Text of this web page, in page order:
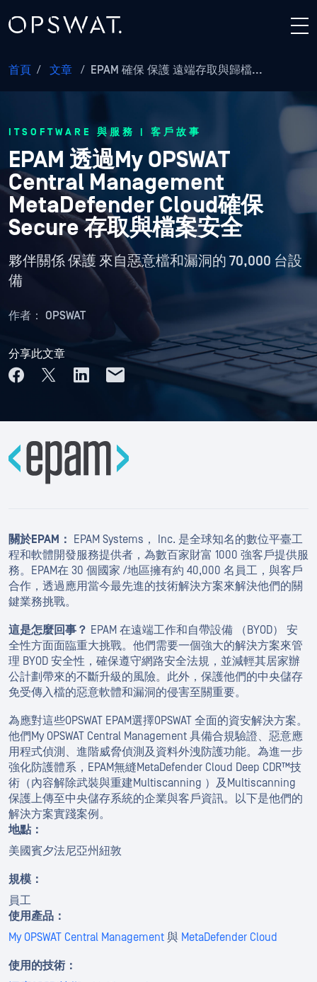
首頁 / 文章 / EPAM 確保 保護 遠端存取與歸檔...
ITSOFTWARE 與服務 | 客戶故事
EPAM 透過My OPSWAT
Central Management
MetaDefender Cloud確保
Secure 存取與檔案安全
夥伴關係 保護 來自惡意檔和漏洞的 70,000 台設
備
作者： OPSWAT
分享此文章
關於EPAM：
EPAM Systems， Inc. 是全球知名的數位平臺工
程和軟體開發服務提供者，為數百家財富 1000 強客戶提供服
務。EPAM在 30 個國家 /地區擁有約 40,000 名員工，與客戶
合作，透過應用當今最先進的技術解決方案來解決他們的關
鍵業務挑戰。
這是怎麼回事？ EPAM 在遠端工作和自帶設備 （BYOD） 安
全性方面面臨重大挑戰。他們需要一個強大的解決方案來管
理 BYOD 安全性，確保遵守網路安全法規，並減輕其居家辦
公計劃帶來的不斷升級的風險。此外，保護他們的中央儲存
免受傳入檔的惡意軟體和漏洞的侵害至關重要。
為應對這些OPSWAT EPAM選擇OPSWAT 全面的資安解決方案。
他們My OPSWAT Central Management 具備合規驗證、惡意應
用程式偵測、進階威脅偵測及資料外洩防護功能。為進一步
強化防護體系，EPAM無縫MetaDefender Cloud Deep CDR™技
術（內容解除武裝與重建Multiscanning ）及Multiscanning
保護上傳至中央儲存系統的企業與客戶資訊。以下是他們的
解決方案實踐案例。
地點：
美國賓夕法尼亞州紐敦
規模：
員工
使用產品：
My OPSWAT Central Management 與 MetaDefender Cloud
使用的技術：